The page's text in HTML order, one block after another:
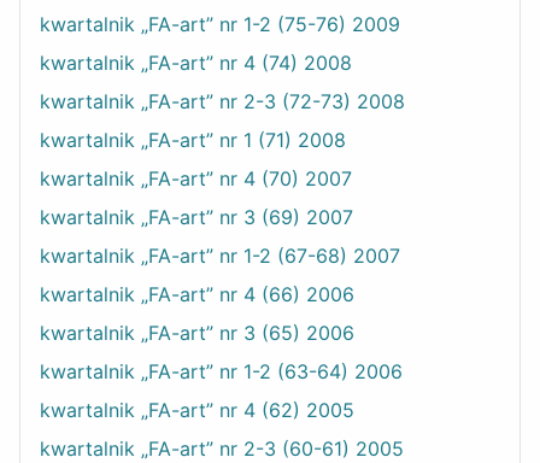
kwartalnik „FA-art” nr 1-2 (75-76) 2009
kwartalnik „FA-art” nr 4 (74) 2008
kwartalnik „FA-art” nr 2-3 (72-73) 2008
kwartalnik „FA-art” nr 1 (71) 2008
kwartalnik „FA-art” nr 4 (70) 2007
kwartalnik „FA-art” nr 3 (69) 2007
kwartalnik „FA-art” nr 1-2 (67-68) 2007
kwartalnik „FA-art” nr 4 (66) 2006
kwartalnik „FA-art” nr 3 (65) 2006
kwartalnik „FA-art” nr 1-2 (63-64) 2006
kwartalnik „FA-art” nr 4 (62) 2005
kwartalnik „FA-art” nr 2-3 (60-61) 2005